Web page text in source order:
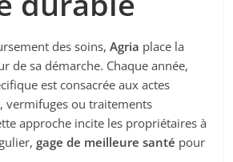
des soins,Agria place la
de sa démarche. Chaque année,
est consacrée aux actes
vermifuges ou traitements
approche incite les propriétaires à
gage de meilleure santé pour